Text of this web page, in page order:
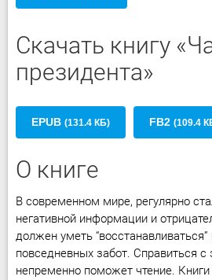
Скачать книгу
президента»
EPUB (131.4 КБ) FB2 (109.4
О книге
В современном мире, регулярно
негативной информации и
должен уметь
повседневных забот. Справиться с
непременно поможет чтение.